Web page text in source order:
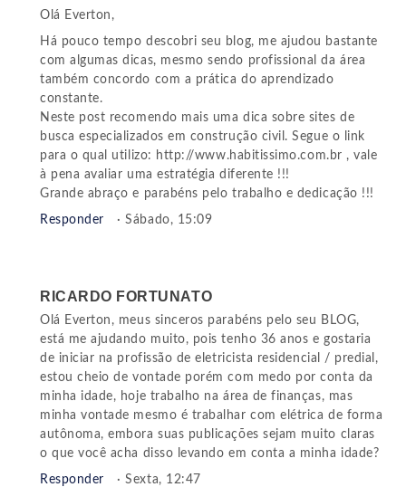
Olá Everton,
Há pouco tempo descobri seu blog, me ajudou bastante
com algumas dicas, mesmo sendo profissional da área
também concordo com a prática do aprendizado
constante.
Neste post recomendo mais uma dica sobre sites de
busca especializados em construção civil. Segue o link
para o qual utilizo: http://www.habitissimo.com.br , vale
à pena avaliar uma estratégia diferente !!!
Grande abraço e parabéns pelo trabalho e dedicação !!!
Responder · Sábado, 15:09
RICARDO FORTUNATO
Olá Everton, meus sinceros parabéns pelo seu BLOG,
está me ajudando muito, pois tenho 36 anos e gostaria
de iniciar na profissão de eletricista residencial / predial,
estou cheio de vontade porém com medo por conta da
minha idade, hoje trabalho na área de finanças, mas
minha vontade mesmo é trabalhar com elétrica de forma
autônoma, embora suas publicações sejam muito claras
o que você acha disso levando em conta a minha idade?
Responder · Sexta, 12:47